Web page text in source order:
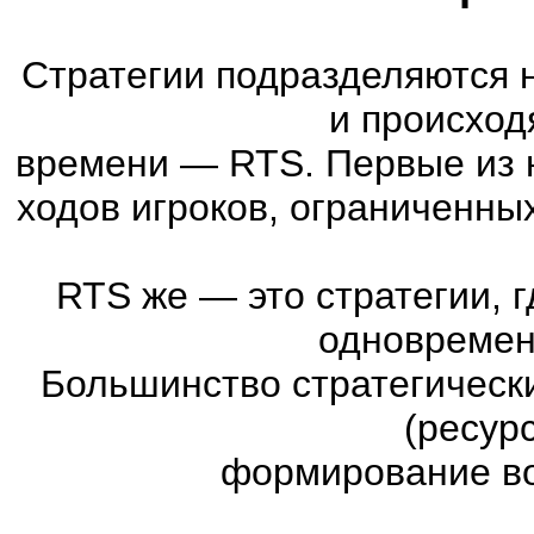
Стратегии
и
времени — RTS. Первые из
ходов игроков,
RTS же — это стратегии,
Большинство
формирование